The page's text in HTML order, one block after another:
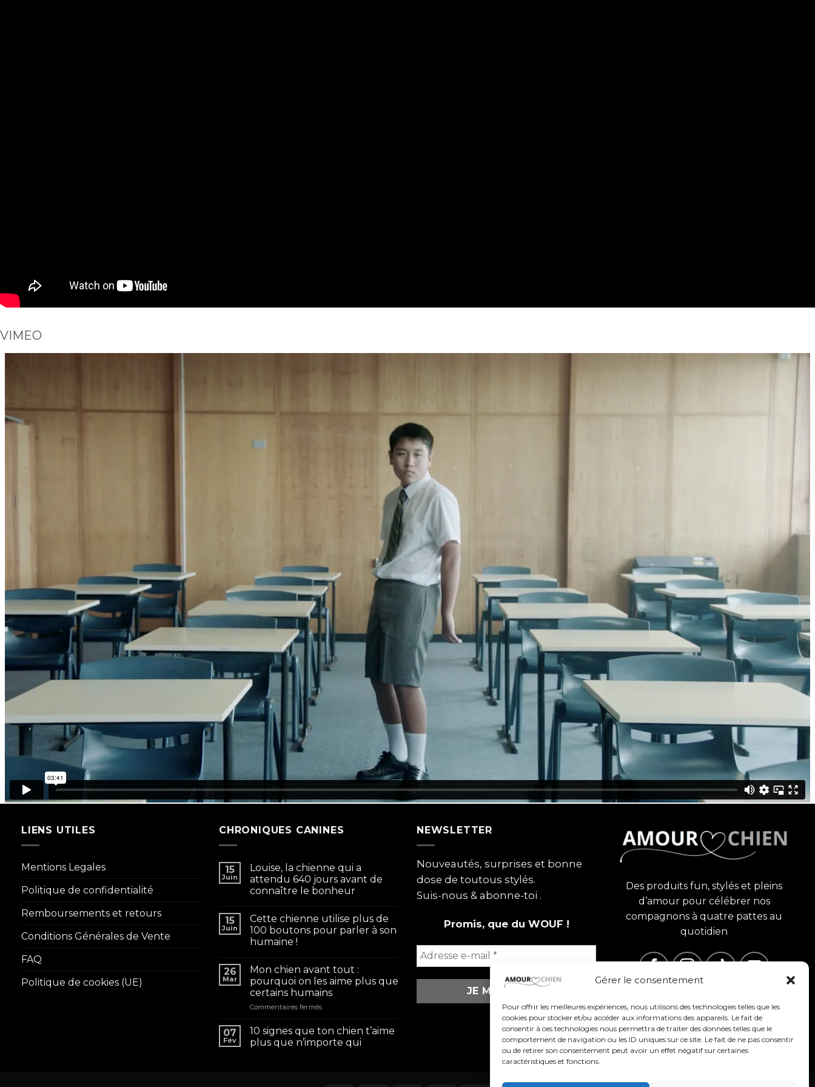
Gérer le consentement
Pour offrir les meilleures expériences, nous utilisons des technologies telles que les
cookies pour stocker et/ou accéder aux informations des appareils. Le fait de
consentir à ces technologies nous permettra de traiter des données telles que le
comportement de navigation ou les ID uniques sur ce site. Le fait de ne pas consentir
ou de retirer son consentement peut avoir un effet négatif sur certaines
caractéristiques et fonctions.
VIMEO
LIENS UTILES
Mentions Legales
Politique de confidentialité
Remboursements et retours
Conditions Générales de Vente
FAQ
Politique de cookies (UE)
CHRONIQUES CANINES
15
Juin
Louise, la chienne qui a
attendu 640 jours avant de
connaître le bonheur
15
Juin
Cette chienne utilise plus de
100 boutons pour parler à son
humaine !
26
Mar
Mon chien avant tout :
pourquoi on les aime plus que
certains humains
Commentaires ferméssur
avant
tout
07
Fév
10 signes que ton chien t’aime
plus que n’importe qui
NEWSLETTER
Nouveautés, surprises et bonne
dose de toutous stylés.
Suis-nous & abonne-toi .
Promis, que du WOUF !
Des produits fun, stylés et pleins
d’amour pour célébrer nos
compagnons à quatre pattes au
quotidien